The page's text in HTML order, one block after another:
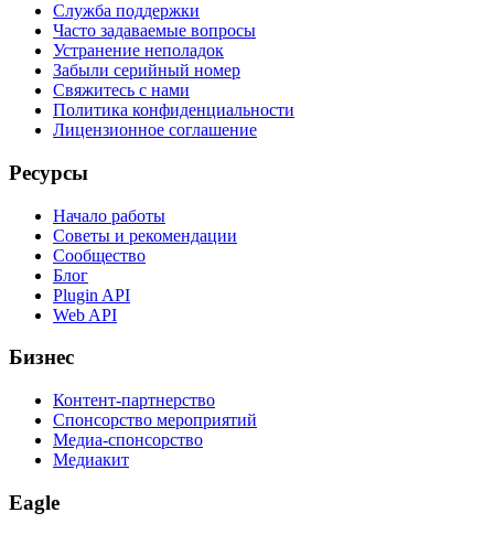
Служба поддержки
Часто задаваемые вопросы
Устранение неполадок
Забыли серийный номер
Свяжитесь с нами
Политика конфиденциальности
Лицензионное соглашение
Ресурсы
Начало работы
Советы и рекомендации
Сообщество
Блог
Plugin API
Web API
Бизнес
Контент-партнерство
Спонсорство мероприятий
Медиа-спонсорство
Медиакит
Eagle